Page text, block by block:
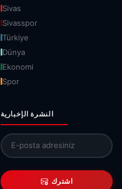
Sivas
Sivasspor
Türkiye
Dünya
Ekonomi
Spor
النشرة الإخبارية
اشترك